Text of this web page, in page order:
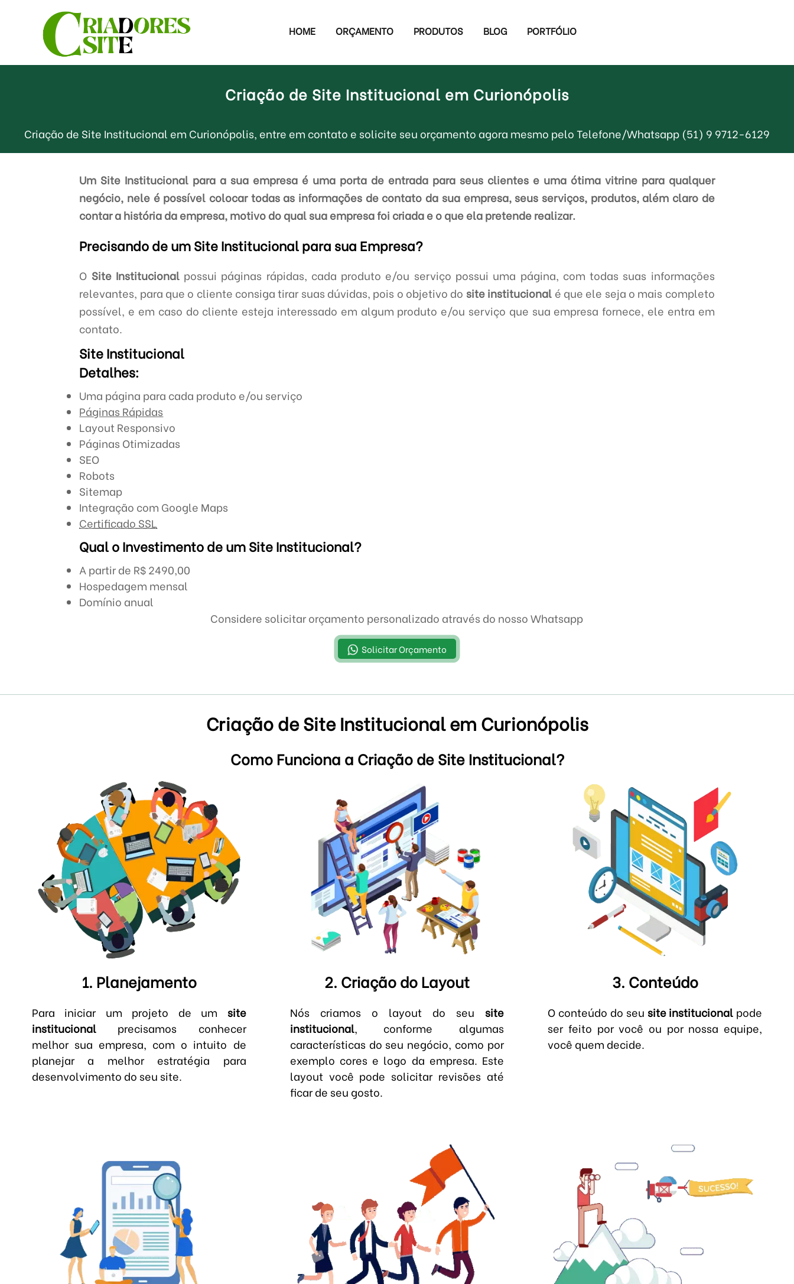
HOME ORÇAMENTO PRODUTOS BLOG PORTFÓLIO
Criação de Site Institucional em Curionópolis
Criação de Site Institucional em Curionópolis, entre em contato e solicite seu orçamento agora mesmo pelo Telefone/Whatsapp (51) 9 9712-6129
Um Site Institucional para a sua empresa é uma porta de entrada para seus clientes e uma ótima vitrine para qualquer
negócio, nele é possível colocar todas as informações de contato da sua empresa, seus serviços, produtos, além claro de
contar a história da empresa, motivo do qual sua empresa foi criada e o que ela pretende realizar.
Precisando de um Site Institucional para sua Empresa?
O Site Institucionalpossui páginas rápidas, cada produto e/ou serviço possui uma página, com todas suas informações
relevantes, para que o cliente consiga tirar suas dúvidas, pois o objetivo do site institucional é que ele seja o mais completo
possível, e em caso do cliente esteja interessado em algum produto e/ou serviço que sua empresa fornece, ele entra em
contato.
Site Institucional
Detalhes:
Uma página para cada produto e/ou serviço
Páginas Rápidas
Layout Responsivo
Páginas Otimizadas
SEO
Robots
Sitemap
Integração com Google Maps
Certificado SSL
Qual o Investimento de um Site Institucional?
A partir de R$ 2490,00
Hospedagem mensal
Domínio anual
Considere solicitar orçamento personalizado através do nosso Whatsapp
Solicitar Orçamento
Criação de Site Institucional em Curionópolis
Como Funciona a Criação de Site Institucional?
1. Planejamento
Para iniciar um projeto de um site
institucionalprecisamos conhecer
melhor sua empresa, com o intuito de
planejar a melhor estratégia para
desenvolvimento do seu site.
2. Criação do Layout
Nós criamos o layout do seusite
institucional, conforme algumas
características do seu negócio, como por
exemplo cores e logo da empresa. Este
layout você pode solicitar revisões até
ficar de seu gosto.
3. Conteúdo
O conteúdo do seu site institucional pode
ser feito por você ou por nossa equipe,
você quem decide.